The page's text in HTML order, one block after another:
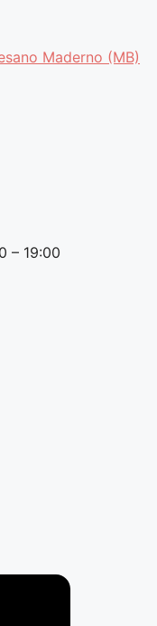
Maderno (MB)
– 19:00